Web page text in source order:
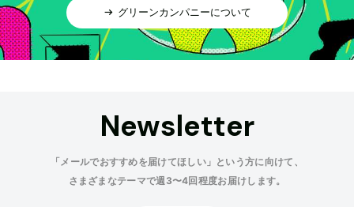
グリーンカンパニーについて
Newsletter
「メールでおすすめを届けてほしい」という方に向けて、
さまざまなテーマで週3〜4回程度お届けします。